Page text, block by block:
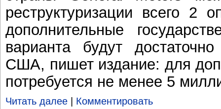
реструктуризации всего 2
дополнительные
варианта будут
США, пишет издание: для
потребуется не менее 5
Читать далее | Комментировать